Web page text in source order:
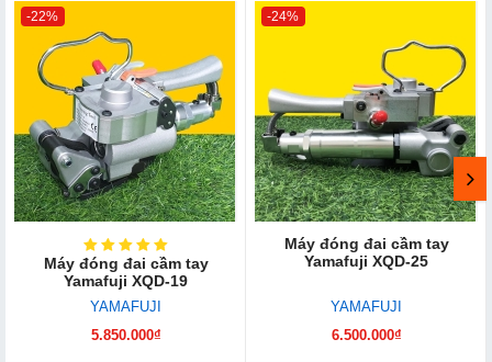
-22%
Máy đóng đai cầm tay
Yamafuji XQD-19
YAMAFUJI
5.850.000₫
-24%
Máy đóng đai cầm tay
Yamafuji XQD-25
YAMAFUJI
6.500.000₫